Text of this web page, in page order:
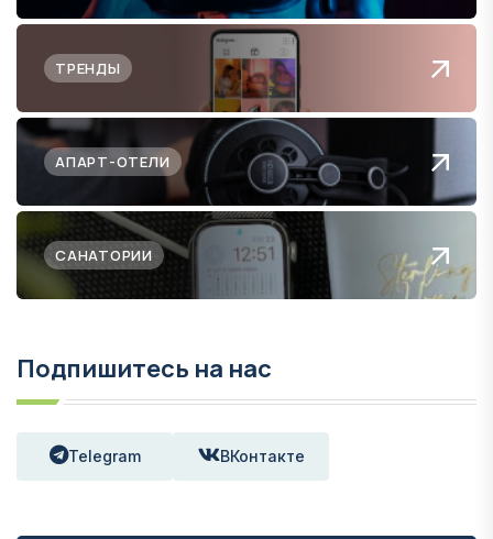
ТРЕНДЫ
АПАРТ-ОТЕЛИ
САНАТОРИИ
Подпишитесь на нас
Telegram ВКонтакте